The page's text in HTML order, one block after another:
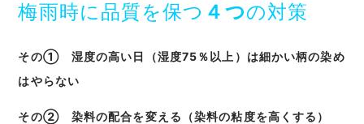
梅雨時に品質を保つ ４つの対策
その① 湿度の高い日（湿度75％以上）は細かい柄の染め
はやらない
その② 染料の配合を変える（染料の粘度を高くする）